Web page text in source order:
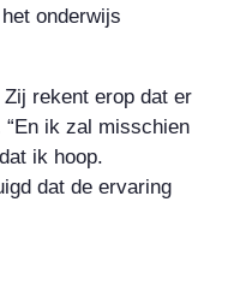
onderwijs
rekent erop dat er
ik zal misschien
ik hoop.
dat de ervaring